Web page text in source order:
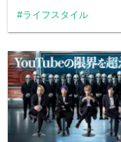
ライフスタイル